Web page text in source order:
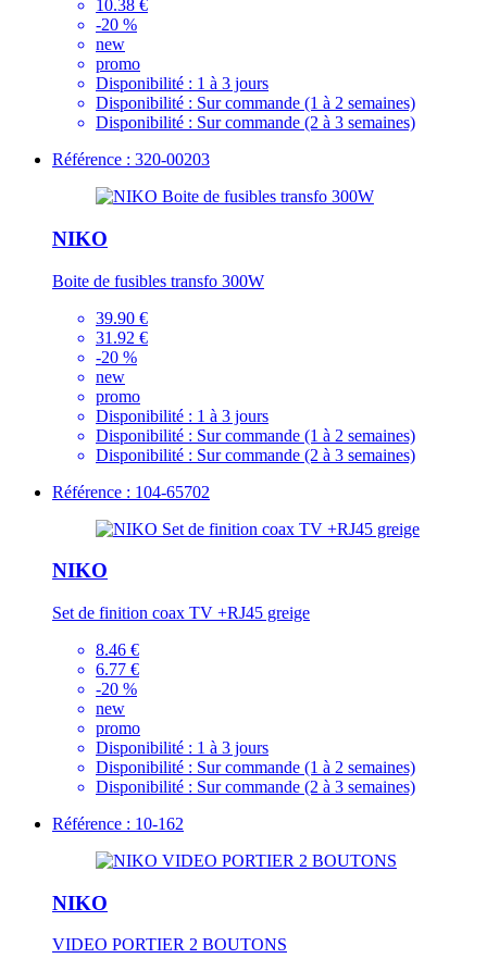
10.38 €
-20 %
new
promo
Disponibilité : 1 à 3 jours
Disponibilité : Sur commande (1 à 2 semaines)
Disponibilité : Sur commande (2 à 3 semaines)
Référence : 320-00203
NIKO
Boite de fusibles transfo 300W
39.90 €
31.92 €
-20 %
new
promo
Disponibilité : 1 à 3 jours
Disponibilité : Sur commande (1 à 2 semaines)
Disponibilité : Sur commande (2 à 3 semaines)
Référence : 104-65702
NIKO
Set de finition coax TV +RJ45 greige
8.46 €
6.77 €
-20 %
new
promo
Disponibilité : 1 à 3 jours
Disponibilité : Sur commande (1 à 2 semaines)
Disponibilité : Sur commande (2 à 3 semaines)
Référence : 10-162
NIKO
VIDEO PORTIER 2 BOUTONS